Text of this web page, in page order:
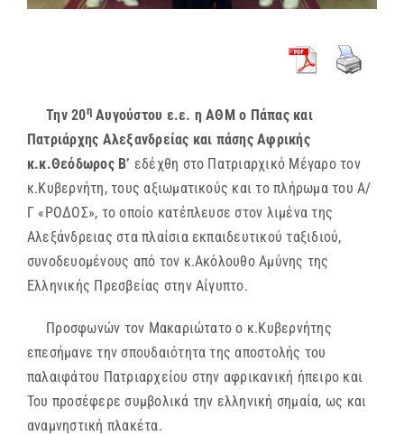
Την 20ηΑυγούστου ε.ε. η ΑΘΜ ο Πάπας και
Πατριάρχης Αλεξανδρείας και πάσης Αφρικής
κ.κ.Θεόδωρος Β’ εδέχθη στο Πατριαρχικό Μέγαρο τον
κ.Κυβερνήτη, τους αξιωματικούς και το πλήρωμα του Α/
Γ «ΡΟΔΟΣ», το οποίο κατέπλευσε στον λιμένα της
Αλεξάνδρειας στα πλαίσια εκπαιδευτικού ταξιδιού,
συνοδευομένους από τον κ.Ακόλουθο Αμύνης της
Ελληνικής Πρεσβείας στην Αίγυπτο.
Προσφωνών τον Μακαριώτατο ο κ.Κυβερνήτης
επεσήμανε την σπουδαιότητα της αποστολής του
παλαιφάτου Πατριαρχείου στην αφρικανική ήπειρο και
Του προσέφερε συμβολικά την ελληνική σημαία, ως και
αναμνηστική πλακέτα.